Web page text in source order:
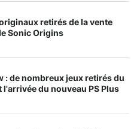
retirés de la vente
Sonic Origins
: de nombreux jeux retirés du
l'arrivée du nouveau PS Plus